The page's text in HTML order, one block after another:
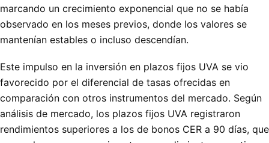
marcando un crecimiento exponencial que no se había
observado en los meses previos, donde los valores se
mantenían estables o incluso descendían.
Este impulso en la inversión en plazos fijos UVA se vio
favorecido por el diferencial de tasas ofrecidas en
comparación con otros instrumentos del mercado. Según
análisis de mercado, los plazos fijos UVA registraron
rendimientos superiores a los de bonos CER a 90 días, que